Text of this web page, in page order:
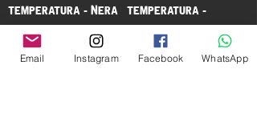
temperatura - Nera
Prezzo
temperatura -
Bianca
Prezzo
30,00 €
Email Instagram Facebook WhatsApp